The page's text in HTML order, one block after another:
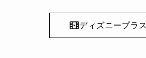
ディズニープラス